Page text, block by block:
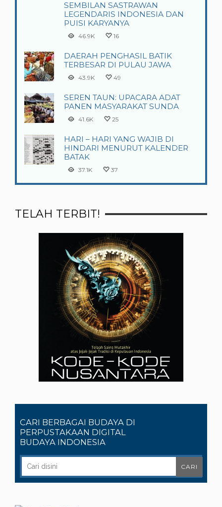
SEMBILAN SASTRAWAN
LEGENDARIS INDONESIA DAN
PUISI KARYANYA
46.9K 16
DAERAH PENGHASIL BATIK
TERBESAR DI PULAU JAWA
43.9K 49
SEREN TAUN: UPACARA ADAT
PANEN MASYARAKAT SUNDA
41.6K 25
HARI – HARI YANG WAJIB DI
HINDARI MENURUT KALENDER
BATAK
37.1K 37
TELAH TERBIT!
CARI BERBAGAI BUDAYA DI
PERPUSTAKAAN DIGITAL
BUDAYA INDONESIA